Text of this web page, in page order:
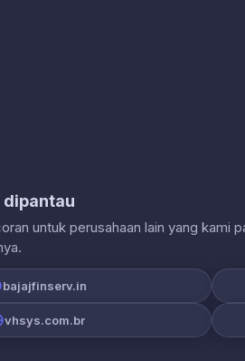
dipantau
untuk perusahaan lain yang kami
bajajfinserv.in
vhsys.com.br